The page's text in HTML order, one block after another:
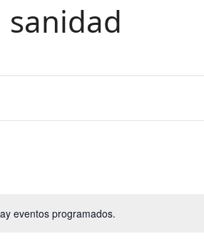
sanidad
eventos programados.